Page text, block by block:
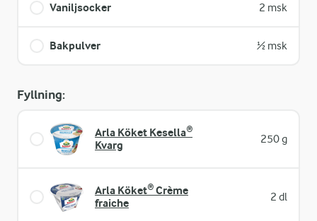
Vaniljsocker 2 msk
Bakpulver ½ msk
Fyllning:
Arla Köket Kesella®
Kvarg
250 g
Arla Köket® Crème
fraiche
2 dl